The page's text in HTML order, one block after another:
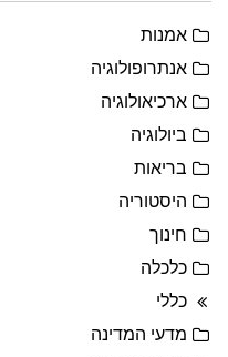
אמנות
אנתרופולוגיה
ארכיאולוגיה
ביולוגיה
בריאות
היסטוריה
חינוך
כלכלה
כללי
מדעי המדינה